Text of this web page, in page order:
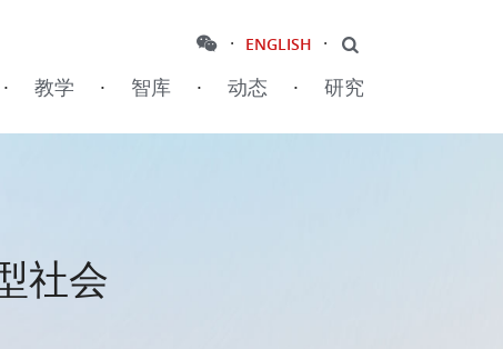
· ENGLISH ·
· 教学 · 智库 · 动态 · 研究
社会